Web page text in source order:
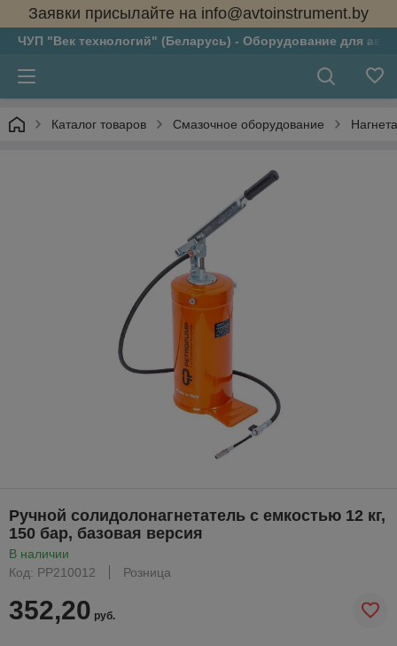
Заявки присылайте на info@avtoinstrument.by
ЧУП "Век технологий" (Беларусь) - Оборудование для
Каталог товаров Смазочное оборудование
Ручной солидолонагнетатель с емкостью 12 кг,
150 бар, базовая версия
В наличии
Код: PP210012
Розница
352,20 руб.